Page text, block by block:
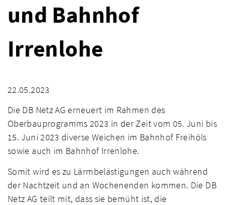
und Bahnhof
Irrenlohe
22.05.2023
Die DB Netz AG erneuert im Rahmen des
Oberbauprogramms 2023 in der Zeit vom 05. Juni bis
15. Juni 2023 diverse Weichen im Bahnhof Freihöls
sowie auch im Bahnhof Irrenlohe.
Somit wird es zu Lärmbelästigungen auch während
der Nachtzeit und an Wochenenden kommen. Die DB
Netz AG teilt mit, dass sie bemüht ist, die